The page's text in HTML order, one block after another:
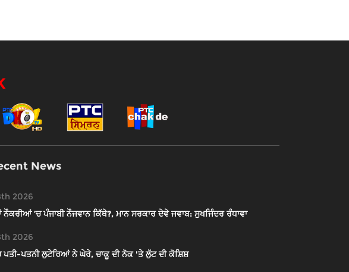
News
2026
’ਚ ਪੰਜਾਬੀ ਨੌਜਵਾਨ ਕਿੱਥੇ?, ਮਾਨ ਸਰਕਾਰ ਦੇਵੇ ਜਵਾਬ: ਸੁਖਜਿੰਦਰ ਰੰਧਾਵਾ
2026
ਪਤੀ-ਪਤਨੀ ਲੁਟੇਰਿਆਂ ਨੇ ਘੇਰੇ, ਚਾਕੂ ਦੀ ਨੋਕ 'ਤੇ ਲੁੱਟ ਦੀ ਕੋਸ਼ਿਸ਼